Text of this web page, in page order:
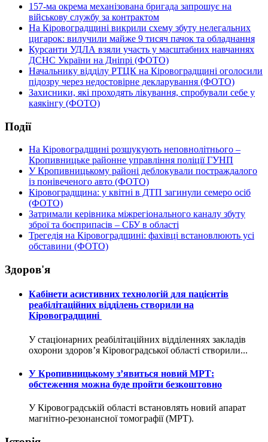
157-ма окрема механізована бригада запрошує на
військову службу за контрактом
На Кіровоградщині викрили схему збуту нелегальних
цигарок: вилучили майже 9 тисяч пачок та обладнання
Курсанти УДЛА взяли участь у масштабних навчаннях
ДСНС України на Дніпрі (ФОТО)
Начальнику відділу РТЦК на Кіровоградщині оголосили
підозру через недостовірне декларування (ФОТО)
Захисники, які проходять лікування, спробували себе у
каякінгу (ФОТО)
Події
На Кіровоградщині розшукують неповнолітнього –
Кропивницьке районне управління поліції ГУНП
У Кропивницькому районі деблокували постраждалого
із понівеченого авто (ФОТО)
Кіровоградщина: у квітні в ДТП загинули семеро осіб
(ФОТО)
Затримали керівника міжрегіонального каналу збуту
зброї та боєприпасів – СБУ в області
Трегедія на Кіровоградщині: фахівці встановлюють усі
обставини (ФОТО)
Здоров'я
Кабінети асистивних технологій для пацієнтів
реабілітаційних відділень створили на
Кіровоградщині
У стаціонарних реабілітаційних відділеннях закладів
охорони здоров’я Кіровоградської області створили...
У Кропивницькому з’явиться новий МРТ:
обстеження можна буде пройти безкоштовно
У Кіровоградській області встановлять новий апарат
магнітно-резонансної томографії (МРТ).